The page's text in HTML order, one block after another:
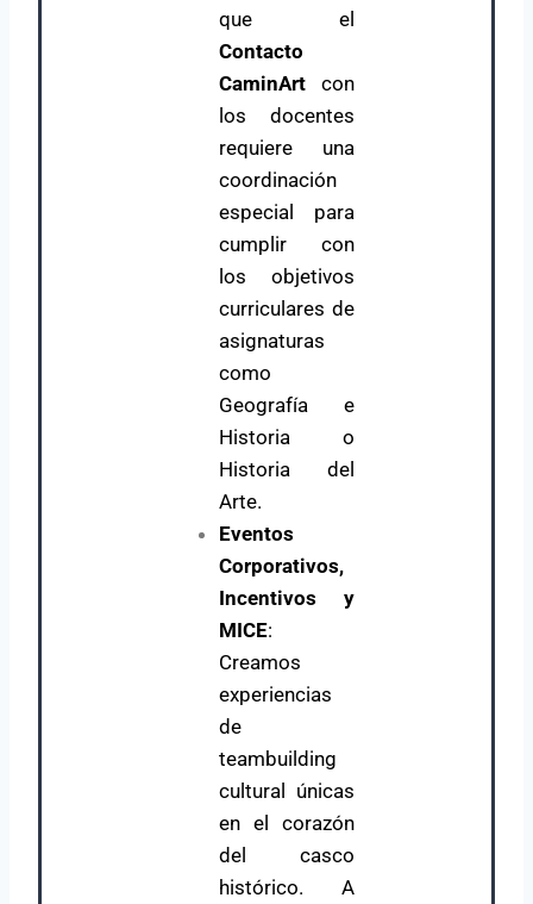
que el
Contacto
CaminArt con
los docentes
requiere una
coordinación
especial para
cumplir con
los objetivos
curriculares de
asignaturas
como
Geografía e
Historia o
Historia del
Arte.
Eventos
Corporativos,
Incentivos y
MICE:
Creamos
experiencias
de
teambuilding
cultural únicas
en el corazón
del casco
histórico. A